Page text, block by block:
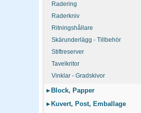
Radering
Raderkniv
Ritningshållare
Skärunderlägg - Tillbehör
Stiftreserver
Tavelkritor
Vinklar - Gradskivor
▸ Block, Papper
▸ Kuvert, Post, Emballage